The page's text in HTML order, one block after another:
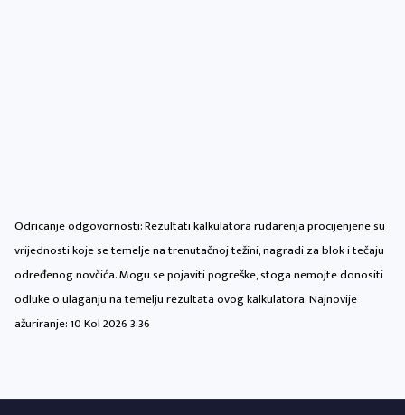
Odricanje odgovornosti: Rezultati kalkulatora rudarenja procijenjene su
vrijednosti koje se temelje na trenutačnoj težini, nagradi za blok i tečaju
određenog novčića. Mogu se pojaviti pogreške, stoga nemojte donositi
odluke o ulaganju na temelju rezultata ovog kalkulatora. Najnovije
ažuriranje:10 Kol 2026 3:36